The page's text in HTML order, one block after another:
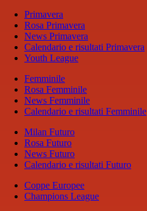
Primavera
Rosa Primavera
News Primavera
Calendario e risultati Primavera
Youth League
Femminile
Rosa Femminile
News Femminile
Calendario e risultati Femminile
Milan Futuro
Rosa Futuro
News Futuro
Calendario e risultati Futuro
Coppe Europee
Champions League